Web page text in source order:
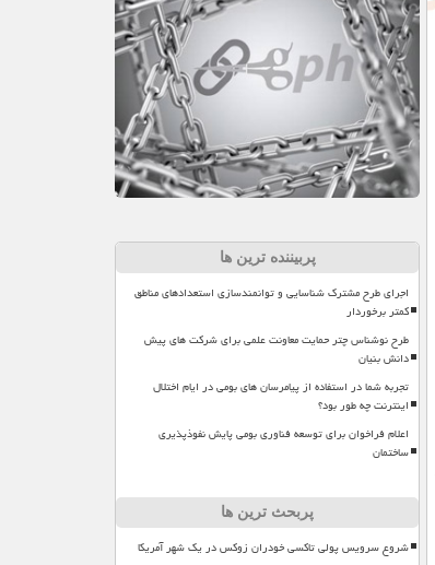
پربیننده ترین ها
اجرای طرح مشترک شناسایی و توانمندسازی استعدادهای مناطق
کمتر برخوردار
طرح نوشناس چتر حمایت معاونت علمی برای شرکت های پیش
دانش بنیان
تجربه شما در استفاده از پیامرسان های بومی در ایام اختلال
اینترنت چه طور بود؟
اعلام فراخوان برای توسعه فناوری بومی پایش نفوذپذیری
ساختمان
پربحث ترین ها
شروع سرویس پولی تاکسی خودران زوکس در یک شهر آمریکا